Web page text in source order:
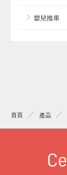
嬰兒推車
首頁 產品